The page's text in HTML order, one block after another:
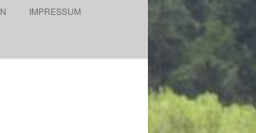
IMPRESSUM